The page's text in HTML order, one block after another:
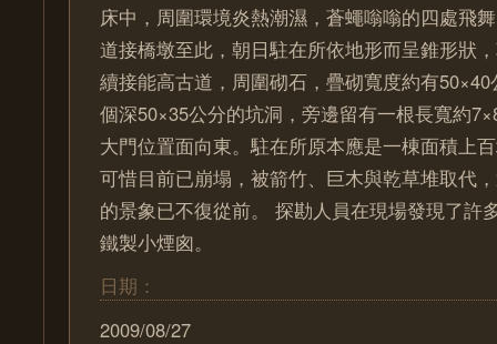
床中，周圍環境炎熱潮濕，蒼蠅嗡嗡的四處飛
道接橋墩至此，朝日駐在所依地形而呈錐形狀
續接能高古道，周圍砌石，疊砌寬度約有
個深50×35公分的坑洞，旁邊留有一根長寬約
大門位置面向東。駐在所原本應是一棟面積上
可惜目前已崩塌，被箭竹、巨木與乾草堆取代
的景象已不復從前。 探勘人員在現場發現了許
鐵製小煙囪。
日期：
2009/08/27